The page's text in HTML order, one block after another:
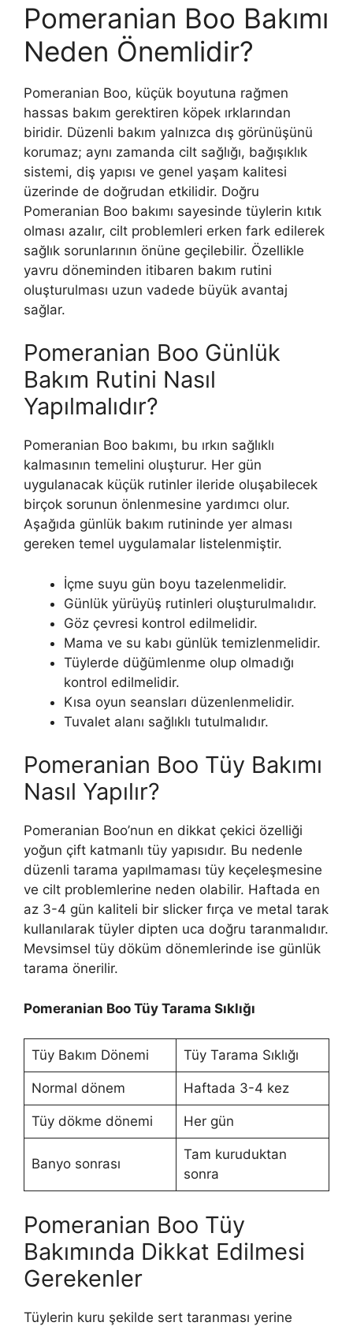
Pomeranian Boo Bakımı
Neden Önemlidir?
Pomeranian Boo, küçük boyutuna rağmen
hassas bakım gerektiren köpek ırklarından
biridir. Düzenli bakım yalnızca dış görünüşünü
korumaz; aynı zamanda cilt sağlığı, bağışıklık
sistemi, diş yapısı ve genel yaşam kalitesi
üzerinde de doğrudan etkilidir. Doğru
Pomeranian Boo bakımı sayesinde tüylerin kıtık
olması azalır, cilt problemleri erken fark edilerek
sağlık sorunlarının önüne geçilebilir. Özellikle
yavru döneminden itibaren bakım rutini
oluşturulması uzun vadede büyük avantaj
sağlar.
Pomeranian Boo Günlük
Bakım Rutini Nasıl
Yapılmalıdır?
Pomeranian Boo bakımı, bu ırkın sağlıklı
kalmasının temelini oluşturur. Her gün
uygulanacak küçük rutinler ileride oluşabilecek
birçok sorunun önlenmesine yardımcı olur.
Aşağıda günlük bakım rutininde yer alması
gereken temel uygulamalar listelenmiştir.
İçme suyu gün boyu tazelenmelidir.
Günlük yürüyüş rutinleri oluşturulmalıdır.
Göz çevresi kontrol edilmelidir.
Mama ve su kabı günlük temizlenmelidir.
Tüylerde düğümlenme olup olmadığı
kontrol edilmelidir.
Kısa oyun seansları düzenlenmelidir.
Tuvalet alanı sağlıklı tutulmalıdır.
Pomeranian Boo Tüy Bakımı
Nasıl Yapılır?
Pomeranian Boo’nun en dikkat çekici özelliği
yoğun çift katmanlı tüy yapısıdır. Bu nedenle
düzenli tarama yapılmaması tüy keçeleşmesine
ve cilt problemlerine neden olabilir. Haftada en
az 3-4 gün kaliteli bir slicker fırça ve metal tarak
kullanılarak tüyler dipten uca doğru taranmalıdır.
Mevsimsel tüy döküm dönemlerinde ise günlük
tarama önerilir.
Pomeranian Boo Tüy Tarama Sıklığı
Tüy Bakım Dönemi Tüy Tarama Sıklığı
Normal dönem Haftada 3-4 kez
Tüy dökme dönemi Her gün
Banyo sonrası
Tam kuruduktan
sonra
Pomeranian Boo Tüy
Bakımında Dikkat Edilmesi
Gerekenler
Tüylerin kuru şekilde sert taranması yerine